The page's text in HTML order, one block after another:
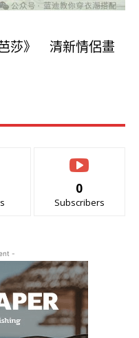
莎》 清新情侶畫
0
Subscribers
-